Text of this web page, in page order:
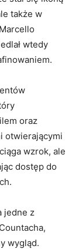
także w
wtedy
oraz
otwierającymi
wzrok, ale
dostęp do
jedne z
wygląd.